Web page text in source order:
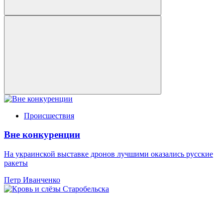
Происшествия
Вне конкуренции
На украинской выставке дронов лучшими оказались русские
ракеты
Петр Иванченко